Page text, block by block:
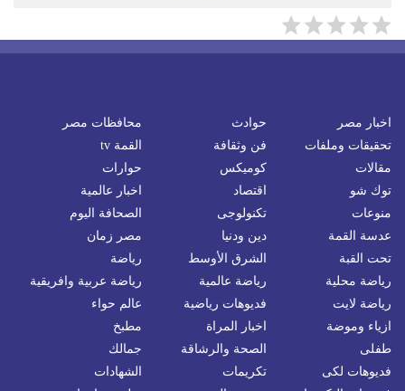
اخبار مصر حوادث
محافظات مصر
تحقيقات وملفات
فن وثقافة
القمة tv
مقالات
كوميكس
حوارات
توك شو
اقتصاد
اخبار عالمية
منوعات
تكنولوجى
الصحافة اليوم
عدسة القمة
دين ودنيا
مصر زمان
تحت القبة
الشرق الأوسط
رياضة
رياضة محلية
رياضة عالمية
رياضة عربية وافريقية
رياضة لايت
فديوهات رياضية
عالم حواء
ازياء وموضة
اخبار المراة
مطبخ
طفلى
الصحة والرشاقة
جمالك
فديوهات لكى
تكريمات
الشهادات